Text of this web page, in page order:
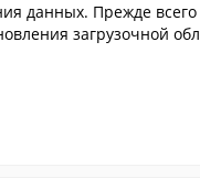
данных. Прежде
загрузочной